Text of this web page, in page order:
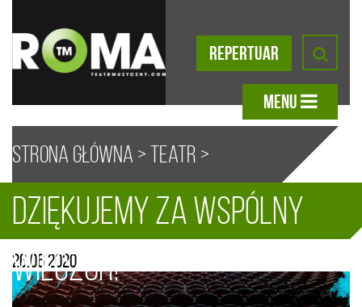
REPERTUAR
MENU
Strona główna >Teatr >
Aktualności> Dziękujemy za
wspólny wieczór!
A
Dziękujemy za wspólny
wieczór!
26.06.2020